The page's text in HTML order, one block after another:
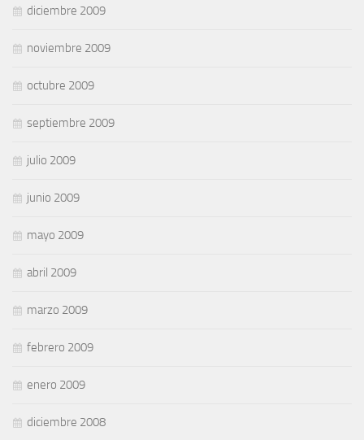
diciembre 2009
noviembre 2009
octubre 2009
septiembre 2009
julio 2009
junio 2009
mayo 2009
abril 2009
marzo 2009
febrero 2009
enero 2009
diciembre 2008